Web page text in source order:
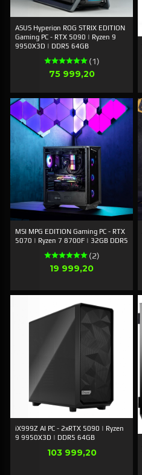
ASUS Hyperion ROG STRIX EDITION
Gaming PC - RTX 5090 | Ryzen 9
9950X3D | DDR5 64GB
(1)
Pris
75 999,20
MSI MPG EDITION Gaming PC - RTX
5070 | Ryzen 7 8700F | 32GB DDR5
(2)
Pris
19 999,20
iX999Z AI PC - 2xRTX 5090 | Ryzen
9 9950X3D | DDR5 64GB
Pris
103 999,20